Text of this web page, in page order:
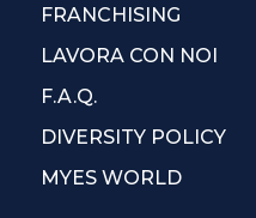
FRANCHISING
LAVORA CON NOI
F.A.Q.
DIVERSITY POLICY
MYES WORLD